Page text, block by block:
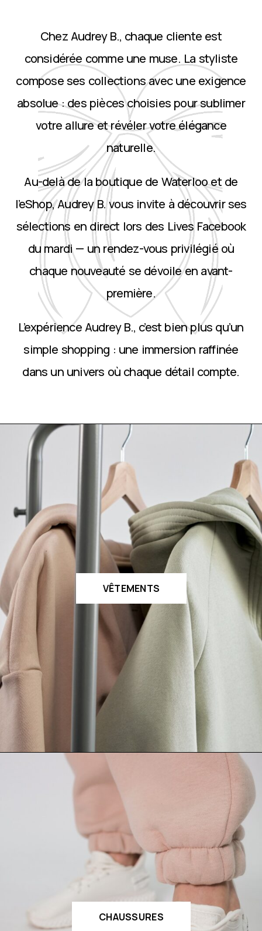
Chez Audrey B., chaque cliente est
considérée comme une muse. La styliste
compose ses collections avec une exigence
absolue : des pièces choisies pour sublimer
votre allure et révéler votre élégance
naturelle.
Au-delà de la boutique de Waterloo et de
l’eShop, Audrey B. vous invite à découvrir ses
sélections en direct lors des Lives Facebook
du mardi — un rendez-vous privilégié où
chaque nouveauté se dévoile en avant-
première.
L’expérience Audrey B., c’est bien plus qu’un
simple shopping : une immersion raffinée
dans un univers où chaque détail compte.
VÊTEMENTS
CHAUSSURES